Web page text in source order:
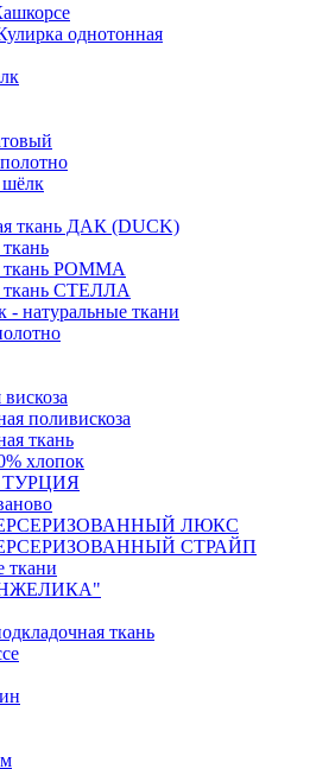
однотонная
ткань ДАК (DUCK)
ткань РОММА
ткань СТЕЛЛА
- натуральные ткани
поливискоза
ткань
хлопок
ЛЮКС
СТРАЙП
ткани
ткань